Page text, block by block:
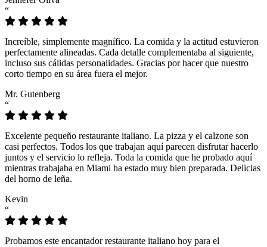
“
Increíble, simplemente magnífico. La comida y la actitud estuvieron
perfectamente alineadas. Cada detalle complementaba al siguiente,
incluso sus cálidas personalidades. Gracias por hacer que nuestro
corto tiempo en su área fuera el mejor.
Mr. Gutenberg
“
Excelente pequeño restaurante italiano. La pizza y el calzone son
casi perfectos. Todos los que trabajan aquí parecen disfrutar hacerlo
juntos y el servicio lo refleja. Toda la comida que he probado aquí
mientras trabajaba en Miami ha estado muy bien preparada. Delicias
del horno de leña.
Kevin
“
Probamos este encantador restaurante italiano hoy para el